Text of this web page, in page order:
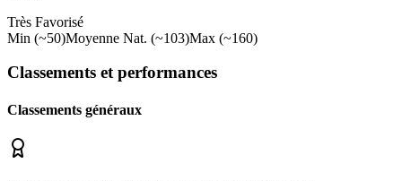
Très Favorisé
Min (~50)Moyenne Nat. (~103)Max (~160)
Classements et performances
Classements généraux